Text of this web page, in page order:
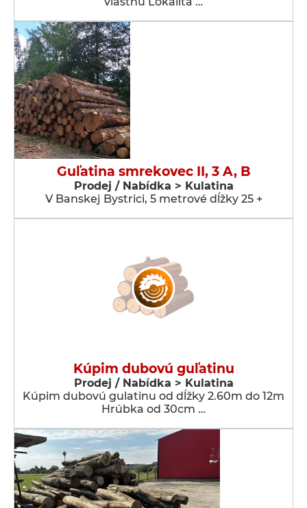
Guľatina smrekovec II, 3 A, B
Prodej / Nabídka > Kulatina
V Banskej Bystrici, 5 metrové dĺžky 25 +
Kúpim dubovú guľatinu
Prodej / Nabídka > Kulatina
Kúpim dubovú gulatinu od dĺžky 2.60m do 12m
Hrúbka od 30cm …